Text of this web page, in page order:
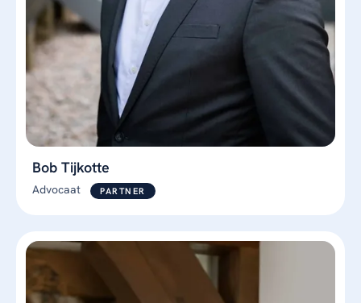
Bob Tijkotte
Advocaat PARTNER